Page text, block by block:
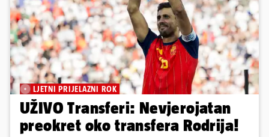
LJETNI PRIJELAZNI ROK
UŽIVO Transferi: Nevjerojatan
preokret oko transfera Rodrija!